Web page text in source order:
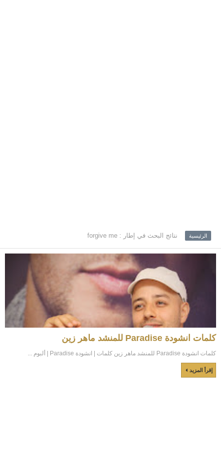
الرئيسية نتائج البحث في إطار : forgive me
كلمات انشودة Paradise للمنشد ماهر زين
كلمات انشودة Paradise للمنشد ماهر زين كلمات | انشودة Paradise | ألبوم ...
إقرأ المزيد